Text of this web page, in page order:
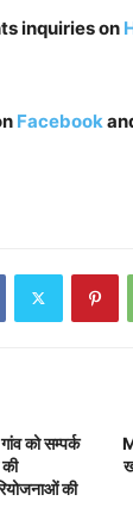
inquiries on
Facebook
को सम्पर्क
की